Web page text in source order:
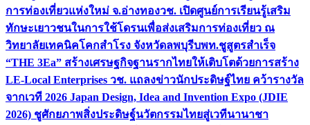
การท่องเที่ยวแห่งใหม่ จ.อ่างทองวช. เปิดศูนย์การเรียนรู้เสริม
ทักษะเยาวชนในการใช้โดรนเพื่อส่งเสริมการท่องเที่ยว ณ
วิทยาลัยเทคนิคโคกสำโรง จังหวัดลพบุรีบพท.ชูสูตรสำเร็จ
“THE 3Ea” สร้างเศรษฐกิจฐานรากไทยให้เติบโตด้วยการสร้าง
LE-Local Enterprises วช. แถลงข่าวนักประดิษฐ์ไทย คว้ารางวัล
จากเวที 2026 Japan Design, Idea and Invention Expo (JDIE
2026) ชูศักยภาพสิ่งประดิษฐ์นวัตกรรมไทยสู่เวทีนานาชา